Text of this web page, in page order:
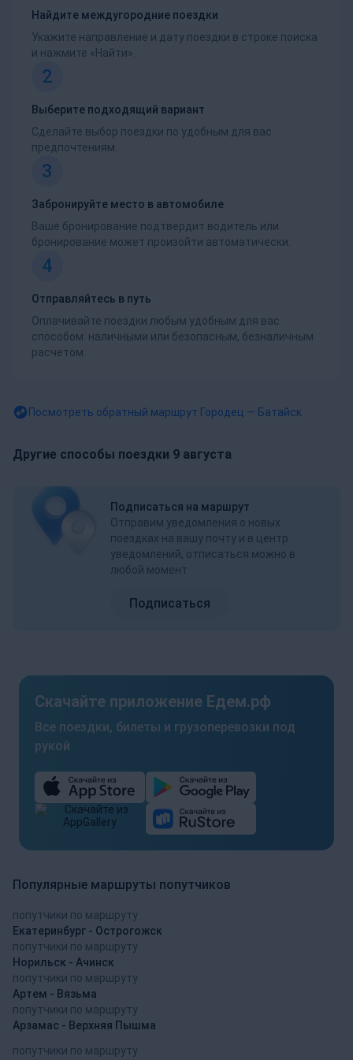
Найдите междугородние поездки
Укажите направление и дату поездки в строке поиска
и нажмите «Найти».
2
Выберите подходящий вариант
Сделайте выбор поездки по удобным для вас
предпочтениям.
3
Забронируйте место в автомобиле
Ваше бронирование подтвердит водитель или
бронирование может произойти автоматически.
4
Отправляйтесь в путь
Оплачивайте поездки любым удобным для вас
способом: наличными или безопасным, безналичным
расчетом.
Посмотреть обратный маршрут Городец — Батайск
Другие способы поездки 9 августа
Подписаться на маршрут
Отправим уведомления о новых
поездках на вашу почту и в центр
уведомлений, отписаться можно в
любой момент
Подписаться
Скачайте приложение Едем.рф
Все поездки, билеты и грузоперевозки под
рукой
Популярные маршруты попутчиков
попутчики по маршруту
Екатеринбург - Острогожск
попутчики по маршруту
Норильск - Ачинск
попутчики по маршруту
Артем - Вязьма
попутчики по маршруту
Арзамас - Верхняя Пышма
попутчики по маршруту